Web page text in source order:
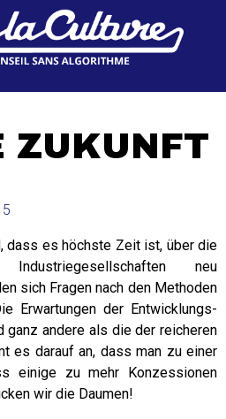
ZUKUNFT
dass es höchste Zeit ist, über die
neu
sich Fragen nach den Methoden
Erwartungen der Entwicklungs-
ganz andere als die der reicheren
es darauf an, dass man zu einer
einige zu mehr Konzessionen
wir die Daumen!